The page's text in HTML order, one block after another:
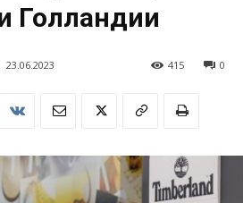
Голландии
23.06.2023 0
415